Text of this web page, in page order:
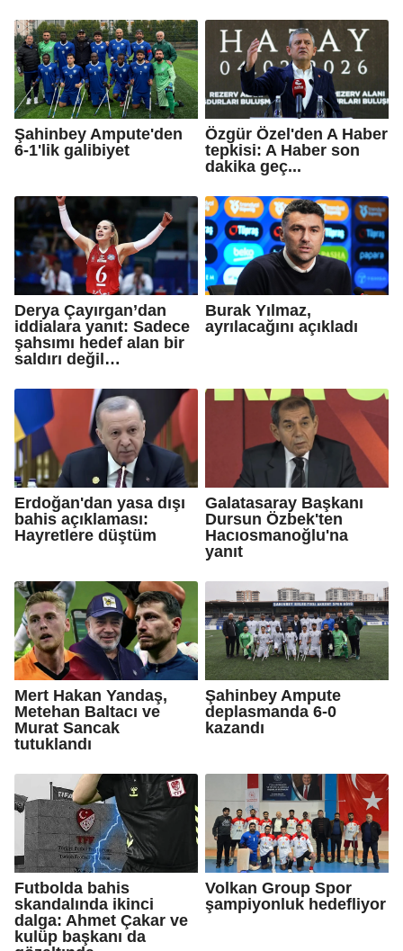
Şahinbey Ampute'den
6-1'lik galibiyet
Özgür Özel'den A Haber
tepkisi: A Haber son
dakika geç...
Derya Çayırgan’dan
iddialara yanıt: Sadece
şahsımı hedef alan bir
saldırı değil…
Burak Yılmaz,
ayrılacağını açıkladı
Erdoğan'dan yasa dışı
bahis açıklaması:
Hayretlere düştüm
Galatasaray Başkanı
Dursun Özbek'ten
Hacıosmanoğlu'na
yanıt
Mert Hakan Yandaş,
Metehan Baltacı ve
Murat Sancak
tutuklandı
Şahinbey Ampute
deplasmanda 6-0
kazandı
Futbolda bahis
skandalında ikinci
dalga: Ahmet Çakar ve
kulüp başkanı da
Volkan Group Spor
şampiyonluk hedefliyor